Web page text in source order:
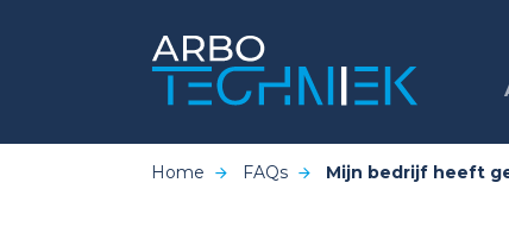
Home FAQs Mijn bedrijf heeft